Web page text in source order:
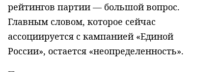
рейтингов партии — большой вопрос.
Главным словом, которое сейчас
ассоциируется с кампанией «Единой
России», остается «неопределенность».